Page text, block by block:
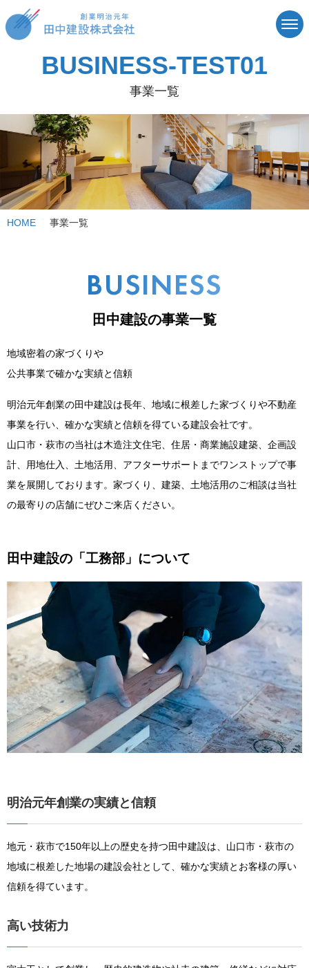
BUSINESS-TEST01
事業一覧
HOME 事業一覧
BUSINESS
田中建設の事業一覧
地域密着の家づくりや
公共事業で確かな実績と信頼
明治元年創業の田中建設は長年、地域に根差した家づくりや不動産
事業を行い、確かな実績と信頼を得ている建設会社です。
山口市・萩市の当社は木造注文住宅、住居・商業施設建築、企画設
計、用地仕入、土地活用、アフターサポートまでワンストップで事
業を展開しております。家づくり、建築、土地活用のご相談は当社
の最寄りの店舗にぜひご来店ください。
田中建設の「工務部」について
明治元年創業の実績と信頼
地元・萩市で150年以上の歴史を持つ田中建設は、山口市・萩市の
地域に根差した地場の建設会社として、確かな実績とお客様の厚い
信頼を得ています。
高い技術力